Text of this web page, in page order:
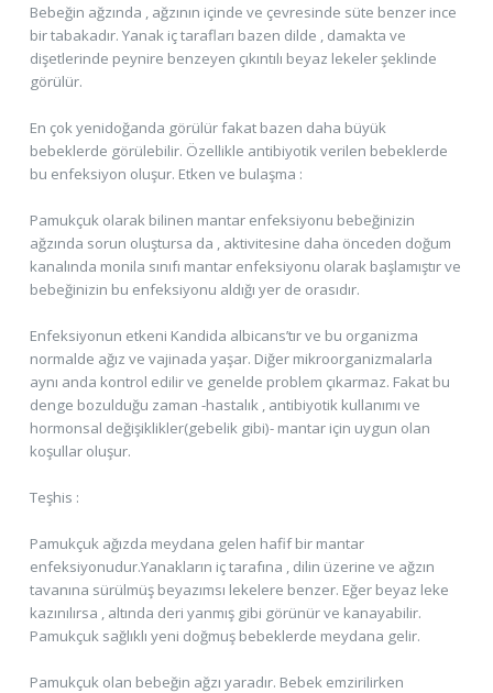
Bebeğin ağzında , ağzının içinde ve çevresinde süte benzer ince
bir tabakadır. Yanak iç tarafları bazen dilde , damakta ve
dişetlerinde peynire benzeyen çıkıntılı beyaz lekeler şeklinde
görülür.
En çok yenidoğanda görülür fakat bazen daha büyük
bebeklerde görülebilir. Özellikle antibiyotik verilen bebeklerde
bu enfeksiyon oluşur. Etken ve bulaşma :
Pamukçuk olarak bilinen mantar enfeksiyonu bebeğinizin
ağzında sorun oluştursa da , aktivitesine daha önceden doğum
kanalında monila sınıfı mantar enfeksiyonu olarak başlamıştır ve
bebeğinizin bu enfeksiyonu aldığı yer de orasıdır.
Enfeksiyonun etkeni Kandida albicans’tır ve bu organizma
normalde ağız ve vajinada yaşar. Diğer mikroorganizmalarla
aynı anda kontrol edilir ve genelde problem çıkarmaz. Fakat bu
denge bozulduğu zaman -hastalık , antibiyotik kullanımı ve
hormonsal değişiklikler(gebelik gibi)- mantar için uygun olan
koşullar oluşur.
Teşhis :
Pamukçuk ağızda meydana gelen hafif bir mantar
enfeksiyonudur.Yanakların iç tarafına , dilin üzerine ve ağzın
tavanına sürülmüş beyazımsı lekelere benzer. Eğer beyaz leke
kazınılırsa , altında deri yanmış gibi görünür ve kanayabilir.
Pamukçuk sağlıklı yeni doğmuş bebeklerde meydana gelir.
Pamukçuk olan bebeğin ağzı yaradır. Bebek emzirilirken